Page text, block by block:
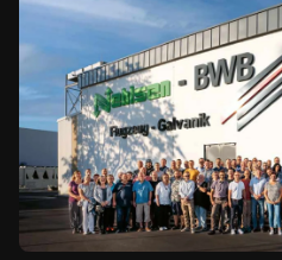
NEWS
UNS
ENDEFRESITNLPLHU